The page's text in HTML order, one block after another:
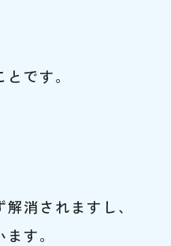
です。
消されますし、
す。